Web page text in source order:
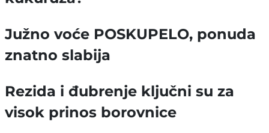
Južno voće POSKUPELO, ponuda
znatno slabija
Rezida i đubrenje ključni su za
visok prinos borovnice